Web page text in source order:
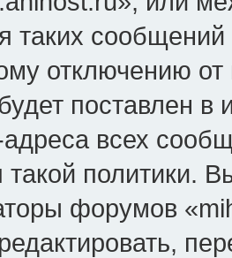
таких
отключению
поставлен в
всех
такой политики.
форумов